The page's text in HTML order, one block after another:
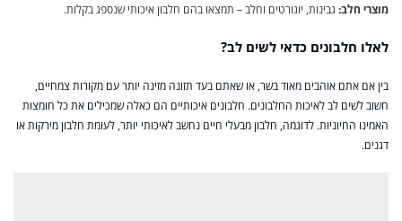
מוצרי חלב: גבינות, יוגורטים וחלב – תמצאו בהם חלבון איכותי שנספג בקלות.
לאלו חלבונים כדאי לשים לב?
בין אם אתם אוהבים מאוד בשר, או שאתם בעד תזונה מזינה יותר עם מקורות צמחיים,
חשוב לשים לב לאיכות החלבונים. חלבונים איכותיים הם כאלה שמכילים את כל חומצות
האמינו החיוניות. לדוגמה, חלבון מבעלי חיים נחשב לאיכותי יותר, לעומת חלבון מירקות או
דגנים.